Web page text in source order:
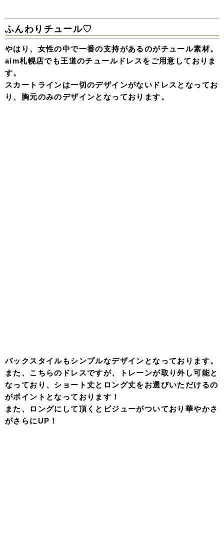
ふんわりチュール♡
やはり、女性の中で一番の支持があるのがチュール素材。
aim札幌店でも王道のチュールドレスをご用意しておりま
す。
スカートラインは一切のデザインがないドレスとなってお
り、胸元のみのデザインとなっております。
バックスタイルもシンプルなデザインとなっております。
また、こちらのドレスですが、トレーンが取り外し可能と
なっており、ショート丈とロング丈をお選びいただけるの
がポイントとなっております！
また、ロングにして頂くとビジューがついており華やかさ
がさらにUP！